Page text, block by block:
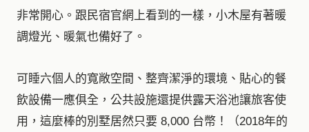
非常開心。跟民宿官網上看到的一樣，小木屋有著暖
調燈光、暖氣也備好了。
可睡六個人的寬敞空間、整齊潔淨的環境、貼心的餐
飲設備一應俱全，公共設施還提供露天浴池讓旅客使
用，這麼棒的別墅居然只要 8,000 台幣！（2018年的